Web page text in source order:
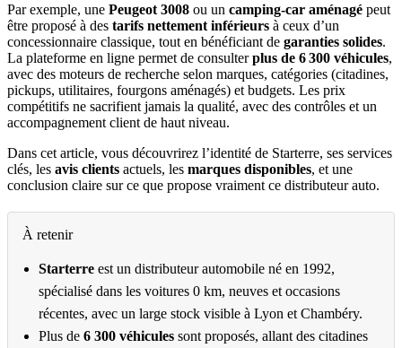
Par exemple, une Peugeot 3008 ou un camping-car aménagé peut
être proposé à des tarifs nettement inférieurs à ceux d’un
concessionnaire classique, tout en bénéficiant de garanties solides.
La plateforme en ligne permet de consulterplus de 6 300 véhicules,
avec des moteurs de recherche selon marques, catégories (citadines,
pickups, utilitaires, fourgons aménagés) et budgets. Les prix
compétitifs ne sacrifient jamais la qualité, avec des contrôles et un
accompagnement client de haut niveau.
Dans cet article, vous découvrirez l’identité de Starterre, ses services
clés, les avis clients actuels, les marques disponibles, et une
conclusion claire sur ce que propose vraiment ce distributeur auto.
À retenir
Starterre est un distributeur automobile né en 1992,
spécialisé dans les voitures 0 km, neuves et occasions
récentes, avec un large stock visible à Lyon et Chambéry.
Plus de 6 300 véhicules sont proposés, allant des citadines